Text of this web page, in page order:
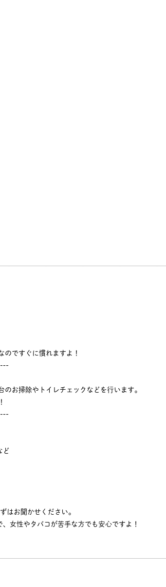
ですぐに慣れますよ！
お掃除やトイレチェックなどを行います。
ど
はお聞かせください。
女性やタバコが苦手な方でも安心ですよ！